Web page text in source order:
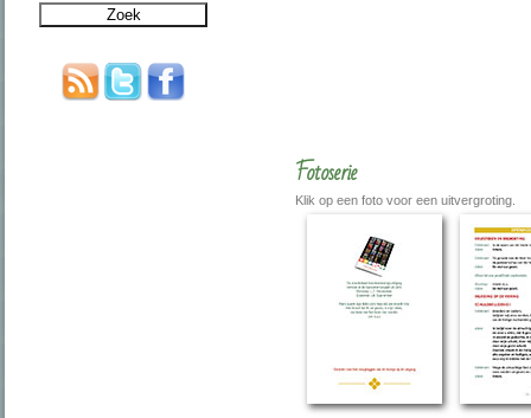
Fotoserie
Klik op een foto voor een uitvergroting.